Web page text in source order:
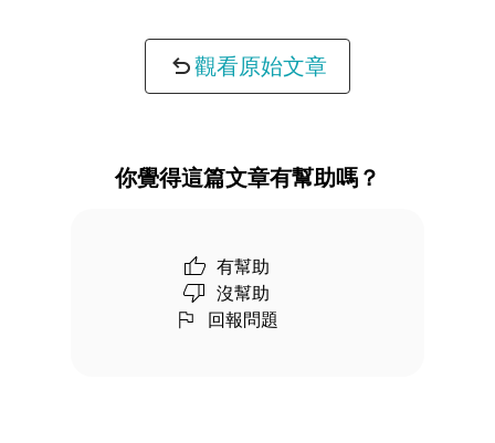
觀看原始文章
你覺得這篇文章有幫助嗎？
有幫助
沒幫助
回報問題